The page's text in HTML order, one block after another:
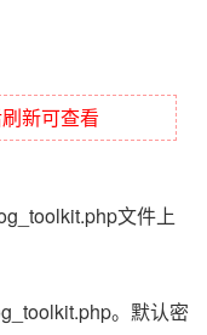
新可查看
文件上
。默认密